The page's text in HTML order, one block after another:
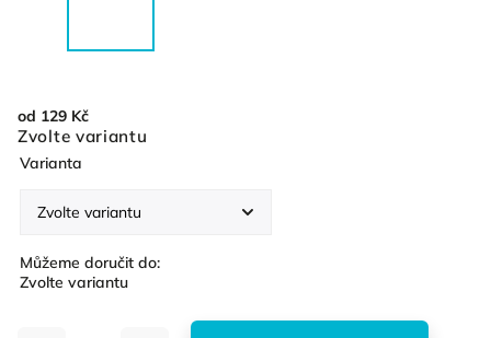
od 129 Kč
Zvolte variantu
Varianta
Můžeme doručit do:
Zvolte variantu